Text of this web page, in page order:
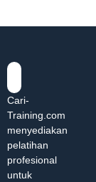
Cari-
Training.com
menyediakan
pelatihan
profesional
untuk